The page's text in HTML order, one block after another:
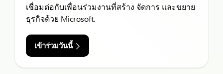
เชื่อมต่อกับเพื่อนร่วมงานที่สร้าง จัดการ และขยาย
ธุรกิจด้วย Microsoft.
เข้าร่วมวันนี้